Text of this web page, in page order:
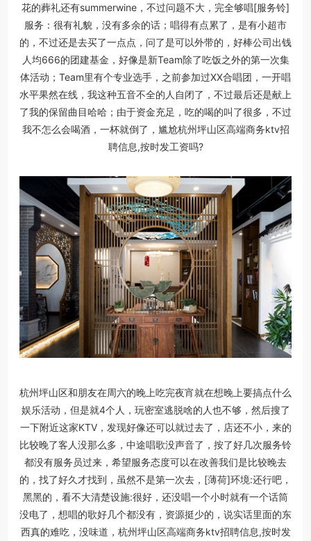
花的葬礼还有summerwine，不过问题不大，完全够唱[服务铃]
服务：很有礼貌，没有多余的话；唱得有点累了，是有小超市
的，不过还是去买了一点点，问了是可以外带的，好棒公司出钱
人均666的团建基金，好像是新Team除了吃饭之外的第一次集
体活动；Team里有个专业选手，之前参加过XX合唱团，一开唱
水平果然在线，我这种五音不全的人自闭了，不过最后还是献上
了我的保留曲目哈哈；由于资金充足，吃的喝的叫了很多，不过
我不怎么会喝酒，一杯就倒了，尴尬杭州坪山区高端商务ktv招
聘信息,按时发工资吗?
杭州坪山区和朋友在周六的晚上吃完夜宵就在想晚上要搞点什么
娱乐活动，但是就4个人，玩密室逃脱啥的人也不够，然后搜了
一下附近这家KTV，发现好像还可以就过去了，店还不小，来的
比较晚了客人没那么多，中途唱歌没声音了，按了好几次服务铃
都没有服务员过来，希望服务态度可以在改善我们是比较晚去
的，找了好久才找到，虽然不是第一次去，[薄荷]环境:还行吧，
黑黑的，看不大清楚设施:很好，还没唱一个小时就有一个话筒
没电了，想唱的歌好几个都没有，资源挺少的，说实话里面的东
西真的难吃，没味道，杭州坪山区高端商务ktv招聘信息,按时发